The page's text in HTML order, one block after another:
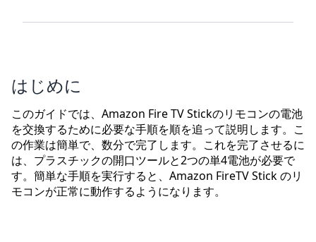
はじめに
このガイドでは、Amazon Fire TV Stickのリモコンの電池
を交換するために必要な手順を順を追って説明します。こ
の作業は簡単で、数分で完了します。これを完了させるに
は、プラスチックの開口ツールと2つの単4電池が必要で
す。簡単な手順を実行すると、Amazon FireTV Stick のリ
モコンが正常に動作するようになります。